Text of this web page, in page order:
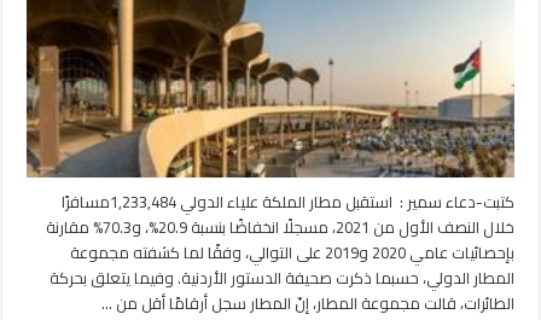
أكثر
من
1.2
مليون
مسافر
في
6
أشهر
مغلقة
كتبت-دعاء سمير : استقبل مطار الملكة علياء الدولي 1,233,484مسافرًا
خلال النصف الأول من 2021، مسجلًا انخفاضًا بنسبة 20.9%، و70.3% مقارنة
بإحصائيات عامي 2020 و2019 على التوالي، وفقًا لما كشفته مجموعة
المطار الدولي، حسبما ذكرت صحيفة الدستور الأردنية. وفيما يتعلق بحركة
الطائرات، قالت مجموعة المطار، إنّ المطار سجل أرقامًا أقل من …